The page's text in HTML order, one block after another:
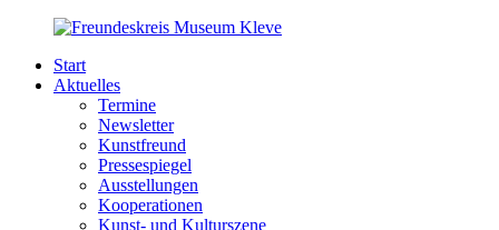
Start
Aktuelles
Termine
Newsletter
Kunstfreund
Pressespiegel
Ausstellungen
Kooperationen
Kunst- und Kulturszene